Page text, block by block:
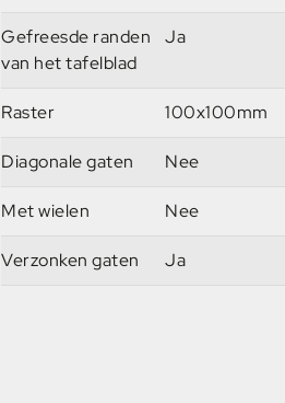
Gefreesde randen
van het tafelblad
Ja
Raster 100x100mm
Diagonale gaten Nee
Met wielen Nee
Verzonken gaten Ja